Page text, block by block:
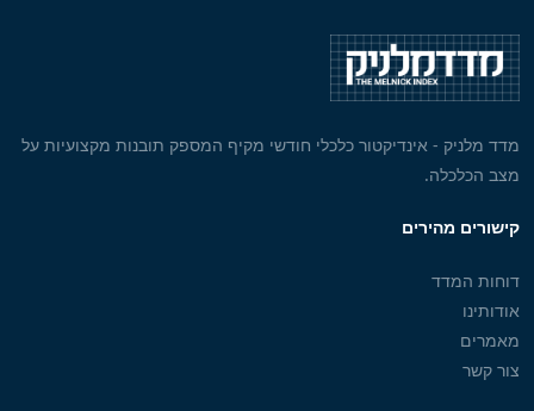
מדד מלניק - אינדיקטור כלכלי חודשי מקיף המספק תובנות מקצועיות על
מצב הכלכלה.
קישורים מהירים
דוחות המדד
אודותינו
מאמרים
צור קשר